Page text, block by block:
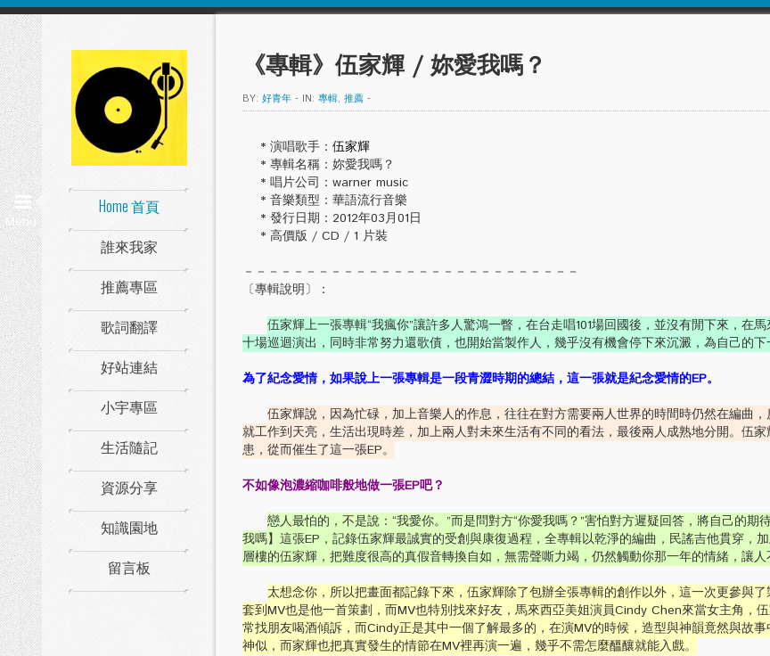
Menu
Home 首頁
誰來我家
推薦專區
歌詞翻譯
好站連結
小宇專區
生活隨記
資源分享
知識園地
留言板
《專輯》伍家輝 / 妳愛我嗎？
BY: 好青年 - IN: 專輯, 推薦 -
* 演唱歌手： 伍家輝
* 專輯名稱：妳愛我嗎？
* 唱片公司：warner music
* 音樂類型：華語流行音樂
* 發行日期：2012年03月01日
* 高價版 / CD / 1 片裝
－－－－－－－－－－－－－－－－－－－－－－－－－－－
〔專輯說明〕：
伍家輝上一張專輯“我瘋你”讓許多人驚鴻一瞥，在台走唱101場回國後，並沒有閒下來，在
十場巡迴演出，同時非常努力還歌債，也開始當製作人，幾乎沒有機會停下來沉澱，為自己的下
為了紀念愛情，如果說上一張專輯是一段青澀時期的總結，這一張就是紀念愛情的EP。
伍家輝說，因為忙碌，加上音樂人的作息，往往在對方需要兩人世界的時間時仍然在編曲
就工作到天亮，生活出現時差，加上兩人對未來生活有不同的看法，最後兩人成熟地分開。伍
患，從而催生了這一張EP。
不如像泡濃縮咖啡般地做一張EP吧？
戀人最怕的，不是說：“我愛你。”而是問對方“你愛我嗎？”害怕對方遲疑回答，將自己的期
我嗎】這張EP，記錄伍家輝最誠實的受創與康復過程，全專輯以乾淨的編曲，民謠吉他貫穿，
層樓的伍家輝，把難度很高的真假音轉換自如，無需聲嘶力竭，仍然觸動你那一年的情緒，讓人
太想念你，所以把畫面都記錄下來，伍家輝除了包辦全張專輯的創作以外，這一次更參與
套到MV也是他一首策劃，而MV也特別找來好友，馬來西亞美姐演員Cindy Chen來當女主角，
常找朋友喝酒傾訴，而Cindy正是其中一個了解最多的，在演MV的時候，造型與神韻竟然與故
神似，而家輝也把真實發生的情節在MV裡再演一遍，幾乎不需怎麼醞釀就能入戲。